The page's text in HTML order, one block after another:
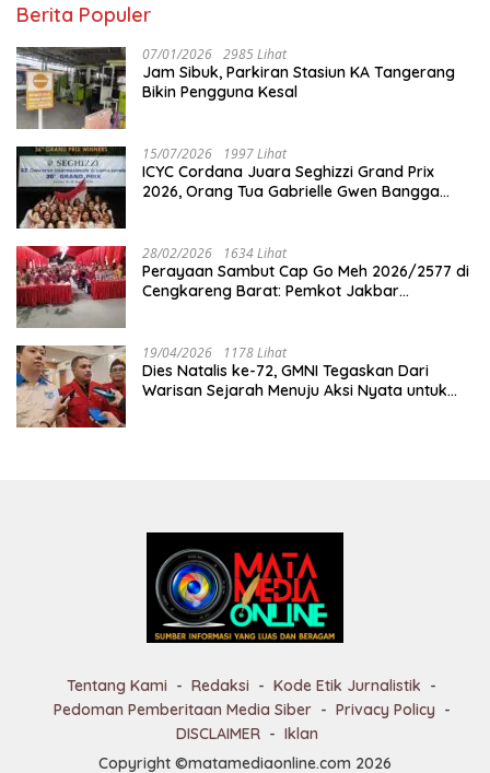
Berita Populer
07/01/2026 2985 Lihat
Jam Sibuk, Parkiran Stasiun KA Tangerang
Bikin Pengguna Kesal
15/07/2026 1997 Lihat
ICYC Cordana Juara Seghizzi Grand Prix
2026, Orang Tua Gabrielle Gwen Bangga
28/02/2026 1634 Lihat
Perayaan Sambut Cap Go Meh 2026/2577 di
Cengkareng Barat: Pemkot Jakbar
19/04/2026 1178 Lihat
Dies Natalis ke-72, GMNI Tegaskan Dari
Warisan Sejarah Menuju Aksi Nyata untuk
Tentang Kami Redaksi
Kode Etik Jurnalistik
Pedoman Pemberitaan Media Siber
Privacy Policy
DISCLAIMER
Iklan
Copyright ©matamediaonline.com 2026